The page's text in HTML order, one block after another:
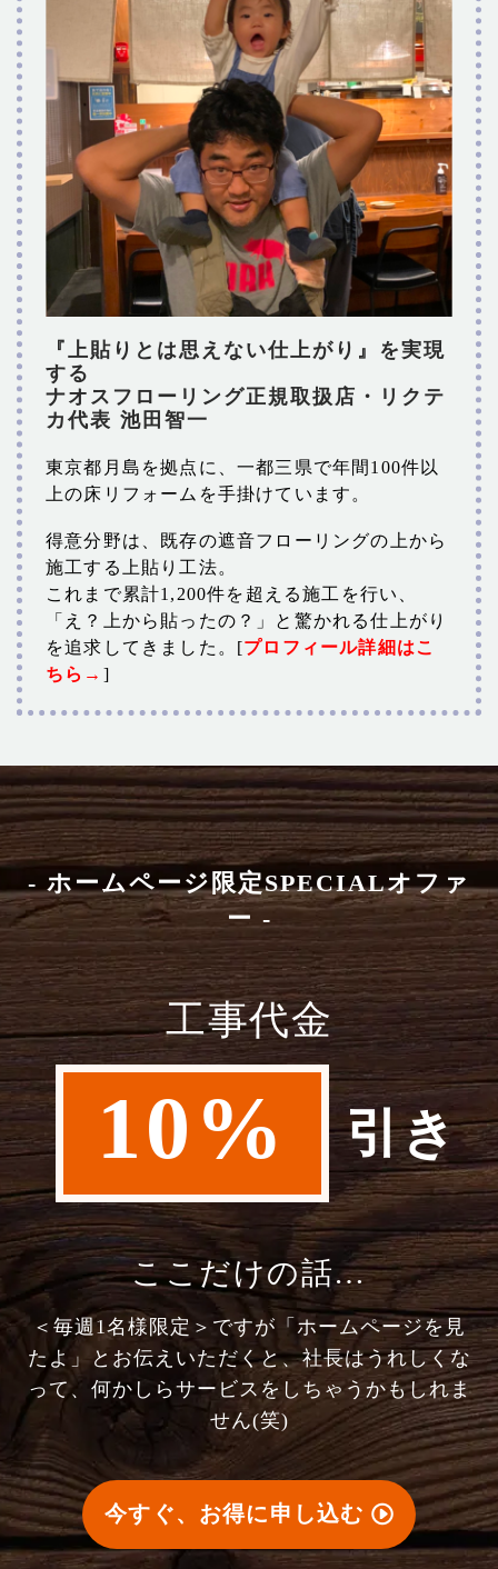
『上貼りとは思えない仕上がり』を実現
する
ナオスフローリング正規取扱店・リクテ
カ代表 池田智一
東京都月島を拠点に、一都三県で年間100件以
上の床リフォームを手掛けています。
得意分野は、既存の遮音フローリングの上から
施工する上貼り工法。
これまで累計1,200件を超える施工を行い、
「え？上から貼ったの？」と驚かれる仕上がり
を追求してきました。[プロフィール詳細はこ
ちら→ ]
- ホームページ限定SPECIALオファ
ー -
工事代金
10% 引き
ここだけの話…
＜毎週1名様限定＞ですが「ホームページを見
たよ」とお伝えいただくと、社長はうれしくな
って、何かしらサービスをしちゃうかもしれま
せん(笑)
今すぐ、お得に申し込む